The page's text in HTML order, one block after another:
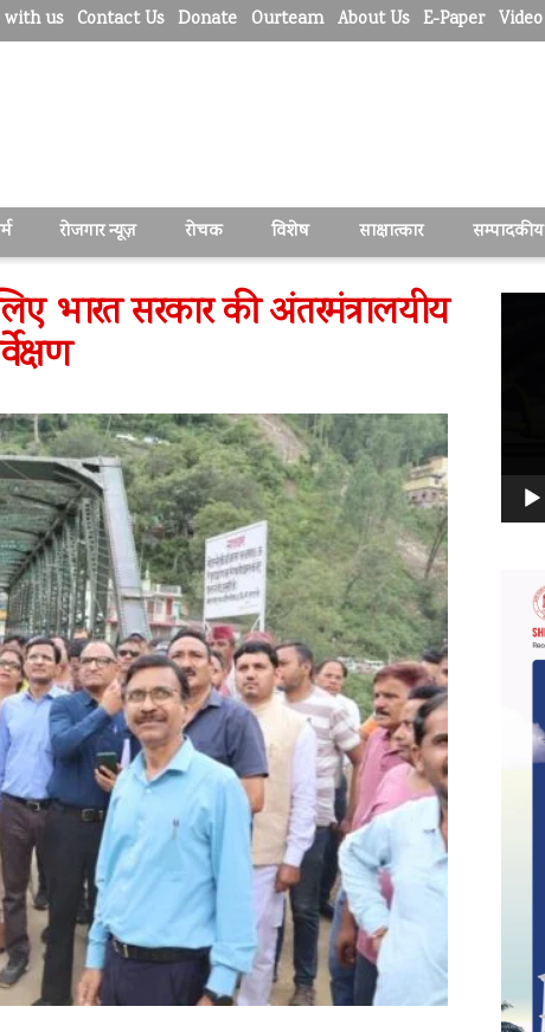
with us Contact Us Donate Ourteam About Us E-Paper Video
रोजगार न्यूज़ रोचक विशेष साक्षात्कार सम्पादकीय
भारत सरकार की अंतरमंत्रालयीय